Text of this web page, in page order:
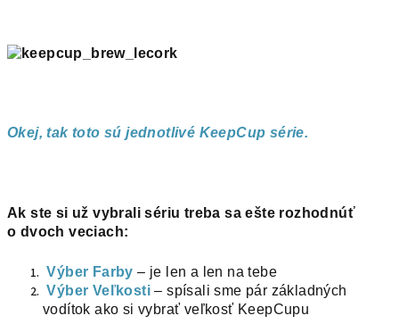
Okej, tak toto sú jednotlivé KeepCup série.
Ak ste si už vybrali sériu treba sa ešte rozhodnúť
o dvoch veciach:
Výber Farby – je len a len na tebe
Výber Veľkosti – spísali sme pár základných
vodítok ako si vybrať veľkosť KeepCupu